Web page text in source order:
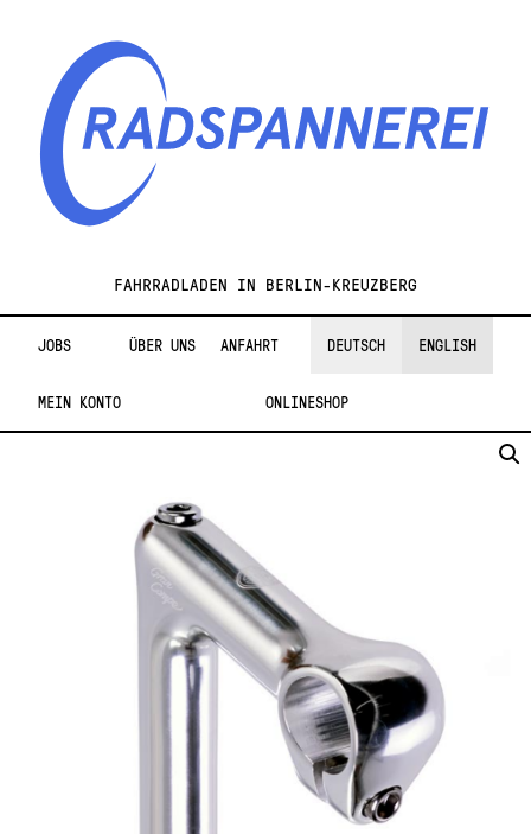
RadspannereiFAHRRADLADEN IN BERLIN-KREUZBERG
JOBS ÜBER UNS ANFAHRT DEUTSCH ENGLISH
MEIN KONTO ONLINESHOP